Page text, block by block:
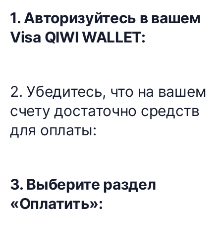
1. Авторизуйтесь в вашем
Visa QIWI WALLET:
2. Убедитесь, что на вашем
счету достаточно средств
для оплаты:
3. Выберите раздел
«Оплатить»: